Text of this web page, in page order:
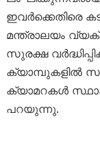
ഇവര്‍ക്കെതിരെ
മന്ത്രാലയം
സുരക്ഷ
ക്യാമ്പുകളില്‍
ക്യാമറകള്‍
പറയുന്നു.